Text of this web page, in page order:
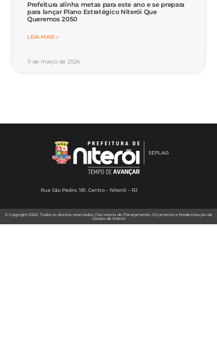
Prefeitura alinha metas para este ano e se prepara
para lançar Plano Estratégico Niterói Que
Queremos 2050
LEIA MAIS »
11 de março de 2026
Rua São Pedro, 181, Centro – Niterói – RJ
© Copyright 2026, Todos os direitos reservados | Secretaria de Planejamento, Orçamento e Modernização da
Gestão de Niterói